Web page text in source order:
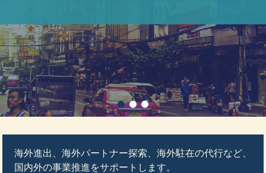
海外進出、海外パートナー探索、海外駐在の代行など、
国内外の事業推進をサポートします。